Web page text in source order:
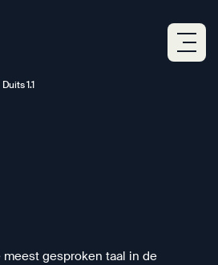
Duits 1.1
gesproken taal in de